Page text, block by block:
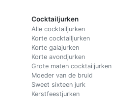
Cocktailjurken
Alle cocktailjurken
Korte cocktailjurken
Korte galajurken
Korte avondjurken
Grote maten cocktailjurken
Moeder van de bruid
Sweet sixteen jurk
Kerstfeestjurken